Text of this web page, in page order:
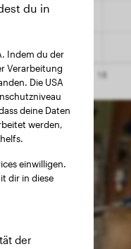
du in
Indem du der
Verarbeitung
Die USA
deine Daten
werden,
einwilligen.
dir in diese
der